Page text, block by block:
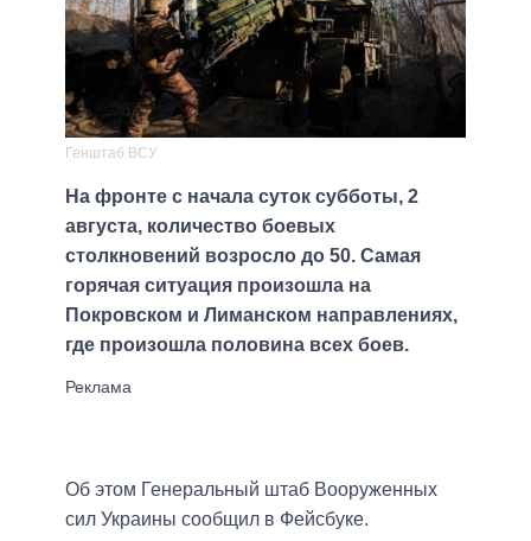
Генштаб ВСУ
На фронте с начала суток субботы, 2
августа, количество боевых
столкновений возросло до 50. Самая
горячая ситуация произошла на
Покровском и Лиманском направлениях,
где произошла половина всех боев.
Об этом Генеральный штаб Вооруженных
сил Украины сообщил в Фейсбуке.